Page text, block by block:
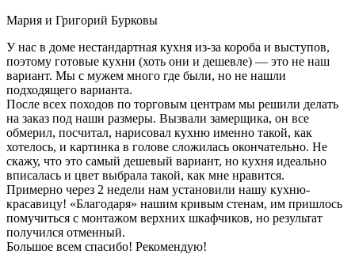
Мария и Григорий Бурковы
У нас в доме нестандартная кухня из-за короба и выступов,
поэтому готовые кухни (хоть они и дешевле) — это не наш
вариант. Мы с мужем много где были, но не нашли
подходящего варианта.
После всех походов по торговым центрам мы решили делать
на заказ под наши размеры. Вызвали замерщика, он все
обмерил, посчитал, нарисовал кухню именно такой, как
хотелось, и картинка в голове сложилась окончательно. Не
скажу, что это самый дешевый вариант, но кухня идеально
вписалась и цвет выбрала такой, как мне нравится.
Примерно через 2 недели нам установили нашу кухню-
красавицу! «Благодаря» нашим кривым стенам, им пришлось
помучиться с монтажом верхних шкафчиков, но результат
получился отменный.
Большое всем спасибо! Рекомендую!